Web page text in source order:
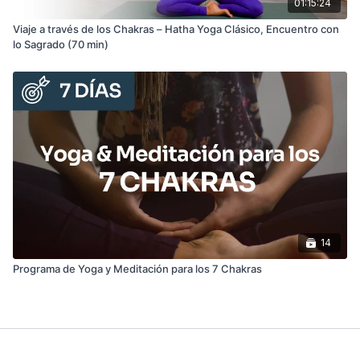
01:15:24
Viaje a través de los Chakras – Hatha Yoga Clásico, Encuentro con
lo Sagrado (70 min)
14
Programa de Yoga y Meditación para los 7 Chakras